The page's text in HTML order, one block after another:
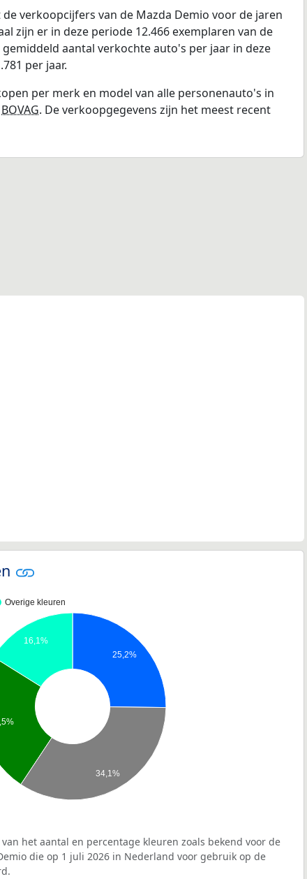
verkoopcijfers van de Mazda Demio voor de jaren
zijn er in deze periode 12.466 exemplaren van de
aantal verkochte auto's per jaar in deze
per jaar.
per merk en model van alle personenauto's in
BOVAG. De verkoopgegevens zijn het meest recent
Overige kleuren
25,2%
16,1%
34,1%
het aantal en percentage kleuren zoals bekend voor de
die op 1 juli 2026 in Nederland voor gebruik op de